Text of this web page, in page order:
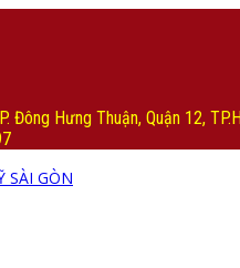
Đông Hưng Thuận, Quận 12,